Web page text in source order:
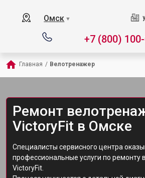
Омск ▼
+7 (800)
Главная / Велотренажер
Ремонт
VictoryFit в Омске
Специалисты сервисного центра
профессиональные услуги по ремонту
VictoryFit.